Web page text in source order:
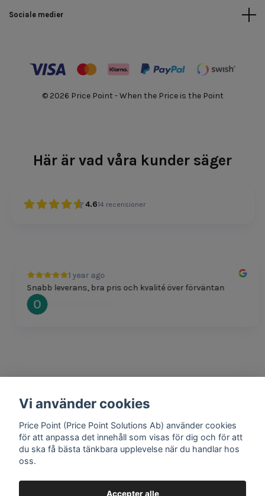
Sociale medier
© 2026 Price Point - When the Price is the Point
Här är vad våra kunder säger
4.614 recensioner
1 year ago
Snabb leverans, bra pris och kvalité över förväntan
Oscar Svensson
1 year ago
Mathias Johansson
Vi använder cookies
Price Point (Price Point Solutions Ab) använder cookies
för att anpassa det innehåll som visas för dig och för att
du ska få bästa tänkbara upplevelse när du handlar hos
oss.
Accepter alle